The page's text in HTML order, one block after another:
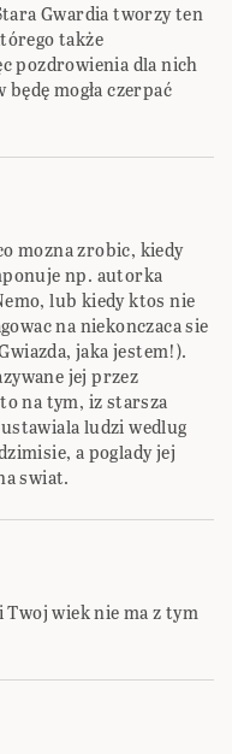
Gwardia tworzy ten
także
pozdrowienia dla nich
mogła czerpać
mozna zrobic, kiedy
np. autorka
lub kiedy ktos nie
na niekonczaca sie
jaka jestem!).
jej przez
na tym, iz starsza
ludzi wedlug
a poglady jej
swiat.
wiek nie ma z tym